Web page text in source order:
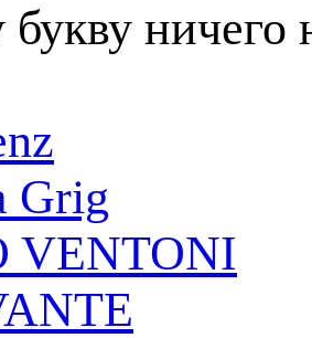
ничего
Grig
VENTONI